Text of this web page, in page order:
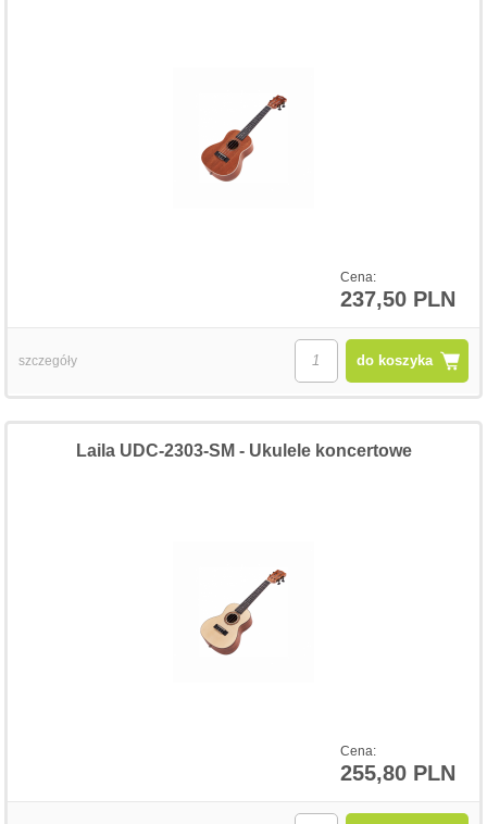
Cena:
237,50 PLN
do koszyka
szczegóły
Cena:
255,80 PLN
Laila UDC-2303-SM - Ukulele koncertowe